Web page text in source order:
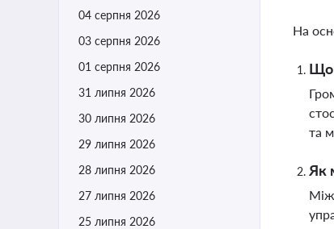
04 серпня 2026
03 серпня 2026
01 серпня 2026
31 липня 2026
30 липня 2026
29 липня 2026
28 липня 2026
27 липня 2026
25 липня 2026
На
Що
та
Як